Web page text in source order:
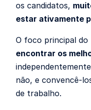
os candidatos,
estar ativamente
O foco principal
encontrar os
não, e convencê-
de trabalho.